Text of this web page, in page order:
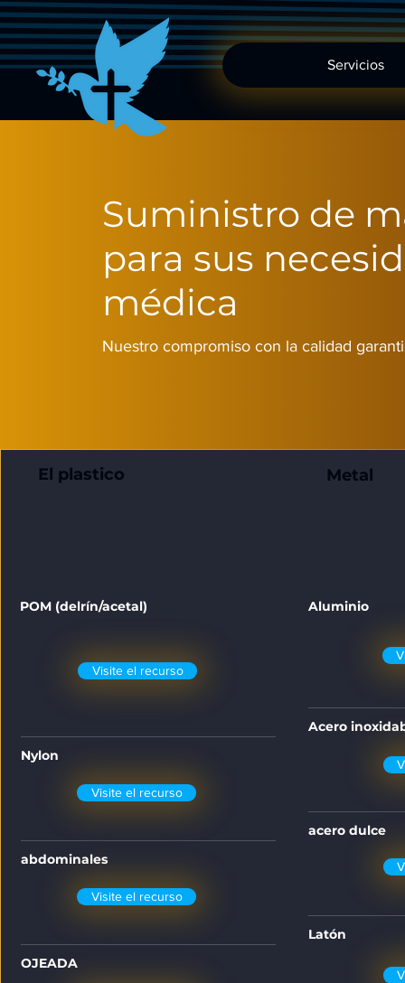
Servicios
Suministro de
para sus
médica
Nuestro compromiso con la calidad
El plastico
POM (delrín/acetal)
Visite el recurso
Nylon
Visite el recurso
abdominales
Visite el recurso
OJEADA
Metal
Aluminio
Acero
acero dulce
Latón